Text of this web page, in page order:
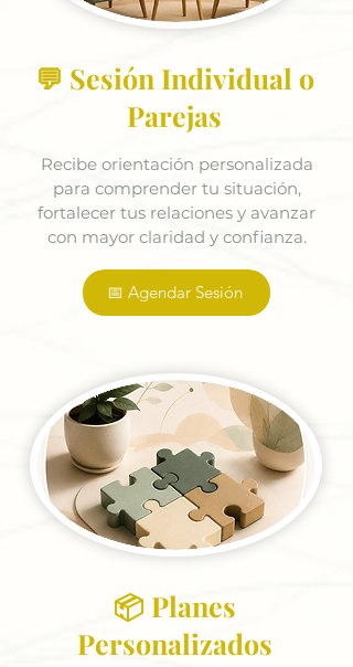
💬 Sesión Individual o
Parejas
Recibe orientación personalizada
para comprender tu situación,
fortalecer tus relaciones y avanzar
con mayor claridad y confianza.
📅 Agendar Sesión
📦 Planes
Personalizados